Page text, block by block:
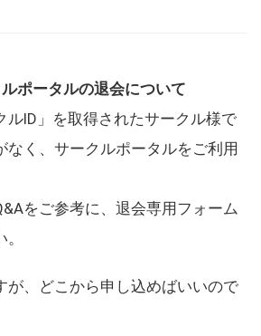
ポータルの退会について
ルID」を取得されたサークル様で
なく、サークルポータルをご利用
をご参考に、退会専用フォーム
、どこから申し込めばいいので